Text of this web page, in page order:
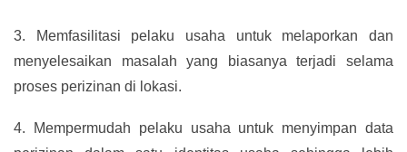
3.
Memfasilitasi pelaku usaha untuk melaporkan dan
menyelesaikan masalah yang biasanya terjadi selama
proses perizinan di lokasi.
4.
Mempermudah pelaku usaha untuk menyimpan data